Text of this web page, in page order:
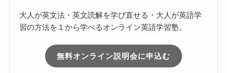
大人が英文法・英文読解を学び直せる・大人が英語学
習の方法を１から学べるオンライン英語学習塾。
無料オンライン説明会に申込む